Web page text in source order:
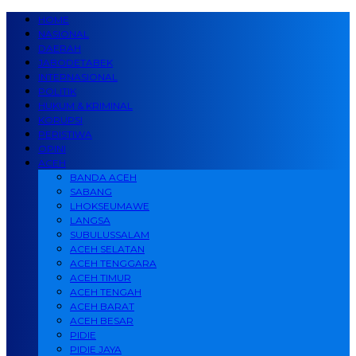
HOME
NASIONAL
DAERAH
JABODETABEK
INTERNASIONAL
POLITIK
HUKUM & KRIMINAL
KORUPSI
PERISTIWA
OPINI
ACEH
BANDA ACEH
SABANG
LHOKSEUMAWE
LANGSA
SUBULUSSALAM
ACEH SELATAN
ACEH TENGGARA
ACEH TIMUR
ACEH TENGAH
ACEH BARAT
ACEH BESAR
PIDIE
PIDIE JAYA